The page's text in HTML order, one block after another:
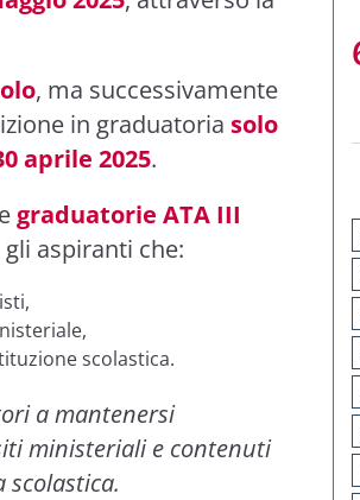
, ma successivamente
in graduatoria solo
aprile 2025.
graduatorie ATA III
aspiranti che:
scolastica.
a mantenersi
ministeriali e contenuti